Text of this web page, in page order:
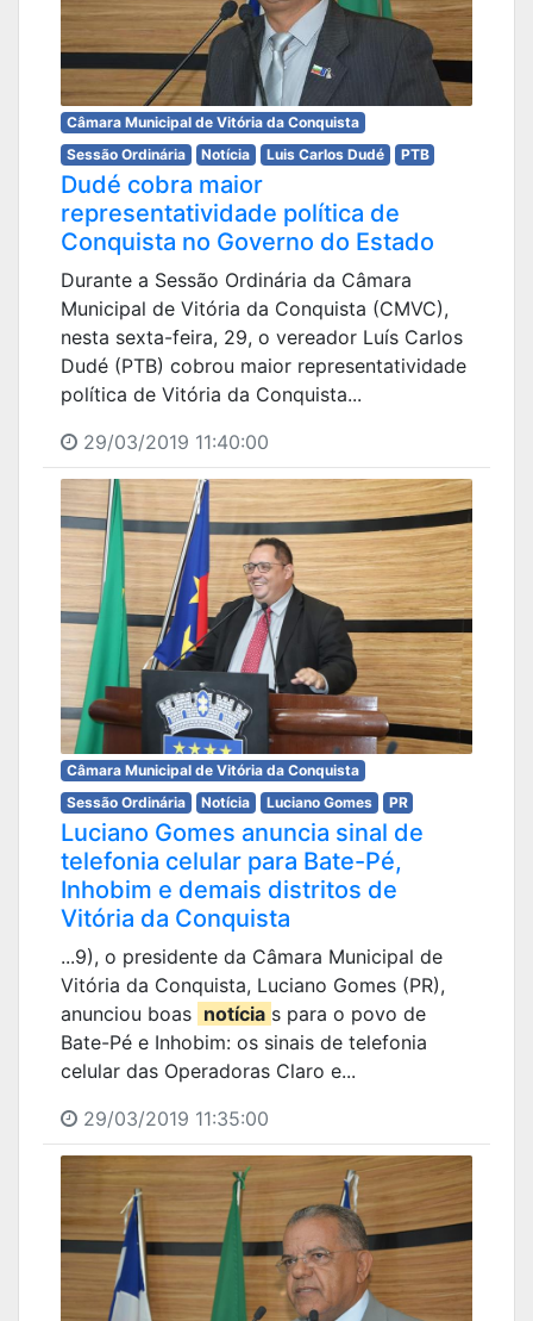
Câmara Municipal de Vitória da Conquista
Sessão Ordinária
Notícia Luis Carlos Dudé PTB
Dudé cobra maior
representatividade política de
Conquista no Governo do Estado
Durante a Sessão Ordinária da Câmara
Municipal de Vitória da Conquista (CMVC),
nesta sexta-feira, 29, o vereador Luís Carlos
Dudé (PTB) cobrou maior representatividade
política de Vitória da Conquista...
29/03/2019 11:40:00
Câmara Municipal de Vitória da Conquista
Sessão Ordinária
Notícia Luciano Gomes PR
Luciano Gomes anuncia sinal de
telefonia celular para Bate-Pé,
Inhobim e demais distritos de
Vitória da Conquista
...9), o presidente da Câmara Municipal de
Vitória da Conquista, Luciano Gomes (PR),
anunciou boas notícia s para o povo de
Bate-Pé e Inhobim: os sinais de telefonia
celular das Operadoras Claro e...
29/03/2019 11:35:00